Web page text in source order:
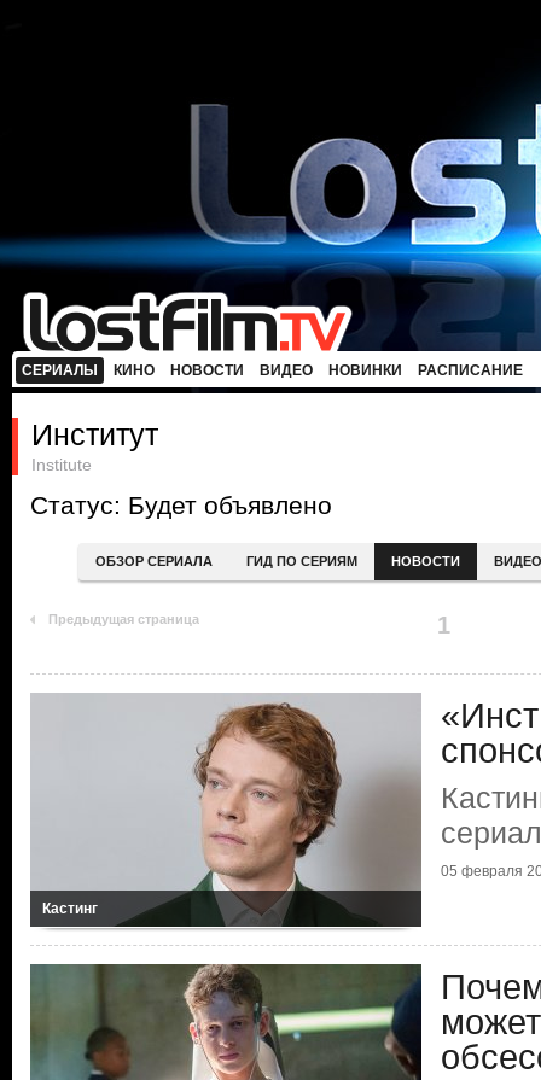
СЕРИАЛЫ КИНО НОВОСТИ ВИДЕО НОВИНКИ РАСПИСАНИЕ
Институт
Institute
Статус: Будет объявлено
ОБЗОР СЕРИАЛА ГИД ПО СЕРИЯМ НОВОСТИ ВИДЕО
Предыдущая страница 1
Кастинг
05 февраля